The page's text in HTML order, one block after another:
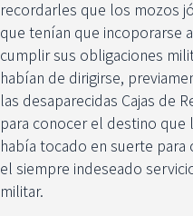
recordarles que los mozos
que tenían que incoporarse a
cumplir sus obligaciones
habían de dirigirse,
las desaparecidas Cajas de
para conocer el destino que
había tocado en suerte para
el siempre indeseado
militar.